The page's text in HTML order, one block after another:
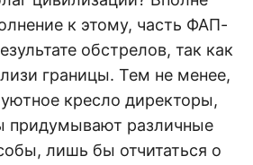
к этому, часть ФАП-
обстрелов, так как
границы. Тем не менее,
кресло директоры,
придумывают различные
лишь бы отчитаться о